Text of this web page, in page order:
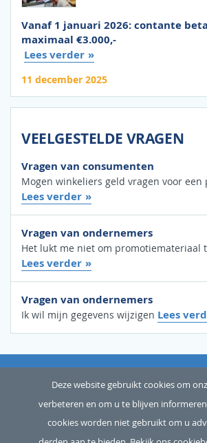
Vanaf 1 januari 2026: contante
maximaal €3.000,-
Lees verder
11 december 2025
VEELGESTELDE VRAGEN
Vragen van consumenten
Mogen winkeliers geld vragen voor een
Lees verder
Vragen van ondernemers
Het lukt me niet om promotiemateriaal
Lees verder
Vragen van ondernemers
Ik wil mijn gegevens wijzigen Lees
Copyright © 2026 Betaalvereniging
OVER ONS SITEMAP
DISCLAIMER PRIVACY
Deze website gebruikt cookies om
verbeteren en om u te blijven
cookies worden niet gebruikt om u